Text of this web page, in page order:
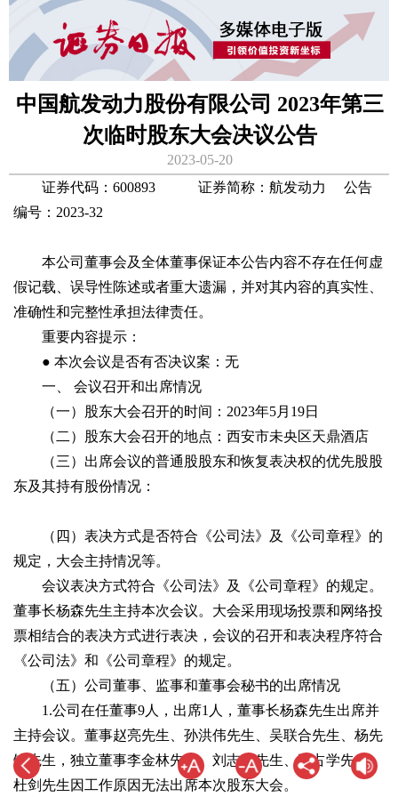
中国航发动力股份有限公司 2023年第三
次临时股东大会决议公告
2023-05-20
证券代码：600893 证券简称：航发动力 公告
编号：2023-32
本公司董事会及全体董事保证本公告内容不存在任何虚
假记载、误导性陈述或者重大遗漏，并对其内容的真实性、
准确性和完整性承担法律责任。
重要内容提示：
● 本次会议是否有否决议案：无
一、 会议召开和出席情况
（一）股东大会召开的时间：2023年5月19日
（二）股东大会召开的地点：西安市未央区天鼎酒店
（三）出席会议的普通股股东和恢复表决权的优先股股
东及其持有股份情况：
（四）表决方式是否符合《公司法》及《公司章程》的
规定，大会主持情况等。
会议表决方式符合《公司法》及《公司章程》的规定。
董事长杨森先生主持本次会议。大会采用现场投票和网络投
票相结合的表决方式进行表决，会议的召开和表决程序符合
《公司法》和《公司章程》的规定。
（五）公司董事、监事和董事会秘书的出席情况
1.公司在任董事9人，出席1人，董事长杨森先生出席并
主持会议。董事赵亮先生、孙洪伟先生、吴联合先生、杨先
锋先生，独立董事李金林先生、刘志猛先生、王占学先生、
杜剑先生因工作原因无法出席本次股东大会。